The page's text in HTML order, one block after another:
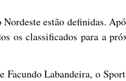
estão definidas.
os classificados para a
Facundo Labandeira, o